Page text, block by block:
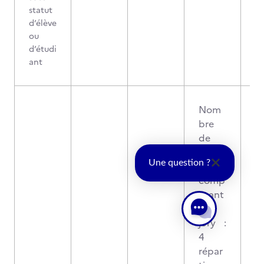
statut
d’élève
ou
d’étudi
ant
Nom
bre
de
nnes
comp
osant
le
jury :
4
répar
Une question ?